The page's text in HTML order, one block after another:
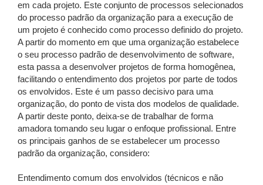
em cada projeto. Este conjunto de processos selecionados
do processo padrão da organização para a execução de
um projeto é conhecido como processo definido do projeto.
A partir do momento em que uma organização estabelece
o seu processo padrão de desenvolvimento de software,
esta passa a desenvolver projetos de forma homogênea,
facilitando o entendimento dos projetos por parte de todos
os envolvidos. Este é um passo decisivo para uma
organização, do ponto de vista dos modelos de qualidade.
A partir deste ponto, deixa-se de trabalhar de forma
amadora tomando seu lugar o enfoque profissional. Entre
os principais ganhos de se estabelecer um processo
padrão da organização, considero:
Entendimento comum dos envolvidos (técnicos e não